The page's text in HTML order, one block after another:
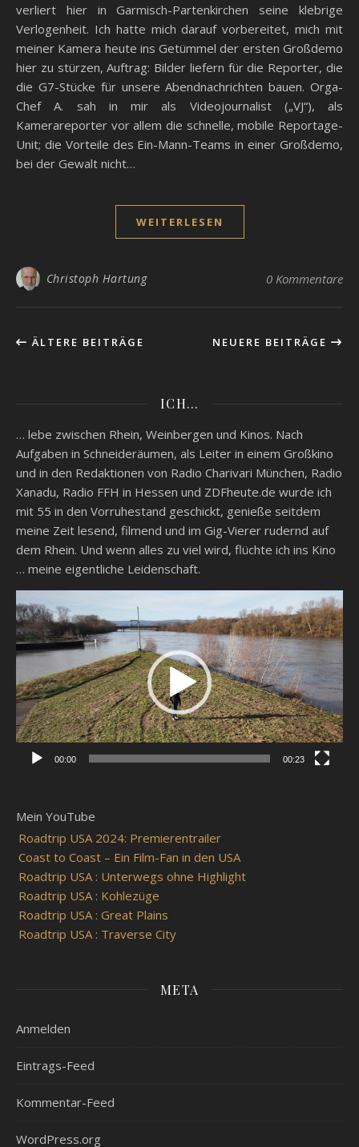
verliert hier in Garmisch-Partenkirchen seine klebrige
Verlogenheit. Ich hatte mich darauf vorbereitet, mich mit
meiner Kamera heute ins Getümmel der ersten Großdemo
hier zu stürzen, Auftrag: Bilder liefern für die Reporter, die
die G7-Stücke für unsere Abendnachrichten bauen. Orga-
Chef A. sah in mir als Videojournalist („VJ“), als
Kamerareporter vor allem die schnelle, mobile Reportage-
Unit; die Vorteile des Ein-Mann-Teams in einer Großdemo,
bei der Gewalt nicht…
WEITERLESEN
Christoph Hartung 0 Kommentare
ÄLTERE BEITRÄGE NEUERE BEITRÄGE
ICH…
… lebe zwischen Rhein, Weinbergen und Kinos. Nach
Aufgaben in Schneideräumen, als Leiter in einem Großkino
und in den Redaktionen von Radio Charivari München, Radio
Xanadu, Radio FFH in Hessen und ZDFheute.de wurde ich
mit 55 in den Vorruhestand geschickt, genieße seitdem
meine Zeit lesend, filmend und im Gig-Vierer rudernd auf
dem Rhein. Und wenn alles zu viel wird, flüchte ich ins Kino
… meine eigentliche Leidenschaft.
Video-
Player
00:00 00:23
Mein YouTube
Roadtrip USA 2024: Premierentrailer
Coast to Coast – Ein Film-Fan in den USA
Roadtrip USA : Unterwegs ohne Highlight
Roadtrip USA : Kohlezüge
Roadtrip USA : Great Plains
Roadtrip USA : Traverse City
META
Anmelden
Eintrags-Feed
Kommentar-Feed
WordPress.org